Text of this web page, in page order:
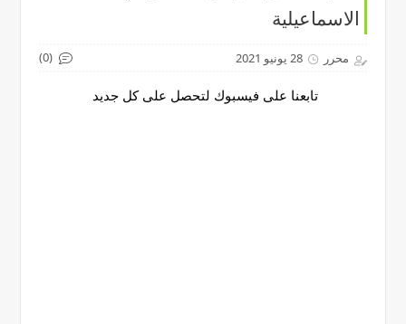
الاسماعيلية
محرر 28 يونيو 2021 (0)
تابعنا على فيسبوك لتحصل على كل جديد